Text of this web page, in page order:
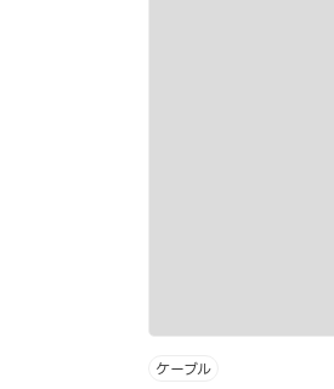
ケーブル